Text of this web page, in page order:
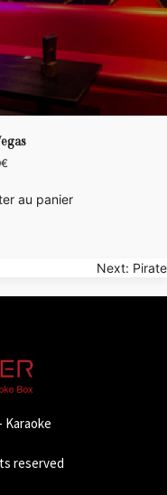
€
au panier
Next: Pirate
Karaoke
reserved